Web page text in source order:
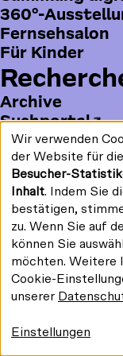
360°-
Fernsehsalon
Für Kinder
Archive
Suchportal
Filmverleih
Bibliothek
Katalog
Über uns
Geschichte
Publikationen
Jobs
Presse
Kontakt
Förder*in
Mauerstraße 79,
Google Maps
Footer
1
Team/Kontakt
Bildung und
Barrierefreiheit
Digitale
Vermietung
Newsletter
© Stiftung Deutsche
#kinemathek
Follow
us
on:
F
a
c
e
o
Y
o
u
T
u
n
s
t
Gefördert von:
Drucken/PDF
Verwendung
personenbezogener
Daten
und
Cookies
Wir verwenden
der Website für
Besucher-
Inhalt. Indem Sie
bestätigen,
zu. Wenn Sie auf
können Sie
möchten. Weitere
Cookie-
unserer
Einstellungen